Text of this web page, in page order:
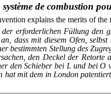
système de combustion
explains the merits of the
erforderlichen Füllung den
dass mit diesem Ofen,
bestimmten Stellung des
den Deckel der Retorte
den Schieber bei L und bei O
hat mit dem in London